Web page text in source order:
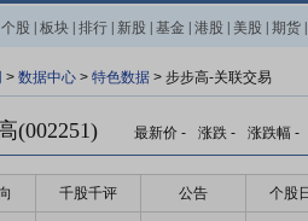
个股 板块 排行 新股 基金 港股 美股 期货
> 数据中心 > 特色数据 > 步步高-关联交易
(002251) 最新价 - 涨跌 - 涨跌幅 -
千股千评 公告 个股